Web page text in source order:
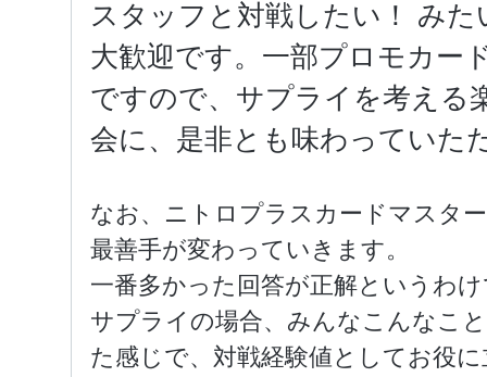
スタッフと対戦したい！ み
大歓迎です。一部プロモカー
ですので、サプライを考える
会に、是非とも味わっていた
なお、ニトロプラスカードマスタ
最善手が変わっていきます。
一番多かった回答が正解というわ
サプライの場合、みんなこんなこ
た感じで、対戦経験値としてお役